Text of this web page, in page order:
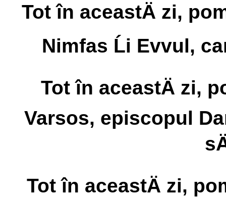
Tot în aceastÄ zi,
Nimfas Ĺi Evvul,
Tot în aceastÄ zi,
Varsos, episcopul
Tot în aceastÄ zi,